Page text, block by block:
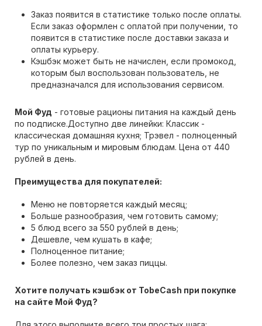
Заказ появится в статистике только после оплаты.
Если заказ оформлен с оплатой при получении, то
появится в статистике после доставки заказа и
оплаты курьеру.
Кэшбэк может быть не начислен, если промокод,
которым был воспользован пользователь, не
предназначался для использования сервисом.
Мой Фуд - готовые рационы питания на каждый день
по подписке.Доступно две линейки: Классик -
классическая домашняя кухня; Трэвел - полноценный
тур по уникальным и мировым блюдам. Цена от 440
рублей в день.
Преимущества для покупателей:
Меню не повторяется каждый месяц;
Больше разнообразия, чем готовить самому;
5 блюд всего за 550 рублей в день;
Дешевле, чем кушать в кафе;
Полноценное питание;
Более полезно, чем заказ пиццы.
Хотите получать кэшбэк от TobeCash при покупке
на сайте Мой Фуд?